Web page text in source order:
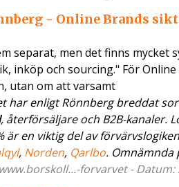
- Online Brands
separat, men det finns
inköp och sourcing." För
utan om att varsamt
har enligt Rönnberg breddat
, återförsäljare och B2B-kanaler.
är en viktig del av
, Norden, Qarlbo. Omnämnda
forvarvet - Datum: